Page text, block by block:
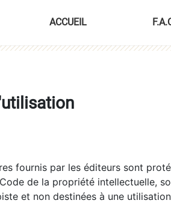
ACCUEIL
fournis par les éditeurs sont
de la propriété intellectuelle,
et non destinées à une